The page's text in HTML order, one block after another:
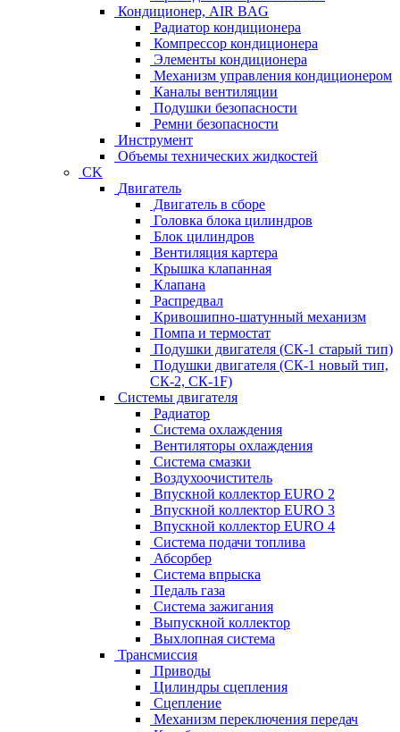
Кондиционер, AIR BAG
Радиатор кондиционера
Компрессор кондиционера
Элементы кондиционера
Механизм управления кондиционером
Каналы вентиляции
Подушки безопасности
Ремни безопасности
Инструмент
Объемы технических жидкостей
CK
Двигатель
Двигатель в сборе
Головка блока цилиндров
Блок цилиндров
Вентиляция картера
Крышка клапанная
Клапана
Распредвал
Кривошипно-шатунный механизм
Помпа и термостат
Подушки двигателя (СК-1 старый тип)
Подушки двигателя (СК-1 новый тип,
СК-2, СК-1F)
Системы двигателя
Радиатор
Система охлаждения
Вентиляторы охлаждения
Система смазки
Воздухоочиститель
Впускной коллектор EURO 2
Впускной коллектор EURO 3
Впускной коллектор EURO 4
Система подачи топлива
Абсорбер
Система впрыска
Педаль газа
Система зажигания
Выпускной коллектор
Выхлопная система
Трансмиссия
Приводы
Цилиндры сцепления
Сцепление
Механизм переключения передач